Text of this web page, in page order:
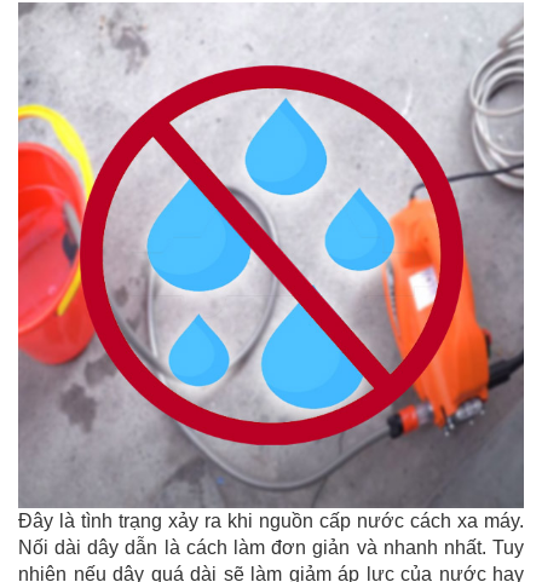
Đây là tình trạng xảy ra khi nguồn cấp nước cách xa máy.
Nối dài dây dẫn là cách làm đơn giản và nhanh nhất. Tuy
nhiên nếu dây quá dài sẽ làm giảm áp lực của nước hay